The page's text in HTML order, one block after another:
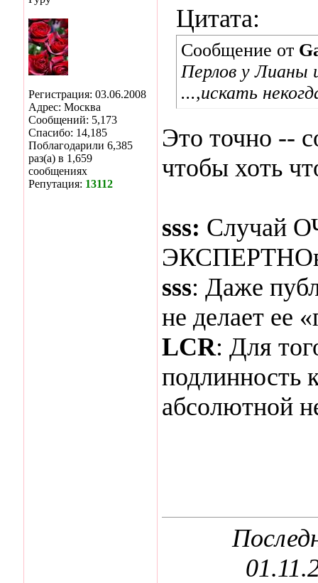
Регистрация: 03.06.2008
Адрес: Москва
Сообщений: 5,173
Спасибо: 14,185
Поблагодарили 6,385
раз(а) в 1,659
сообщениях
Репутация: 13112
Цитата:
Сообщение от
Перлов у Лианы
...,искать
Это точно --
чтобы хоть
sss: Случай
sss: Даже
не делает ее
LCR: Для
подлинность
абсолютной